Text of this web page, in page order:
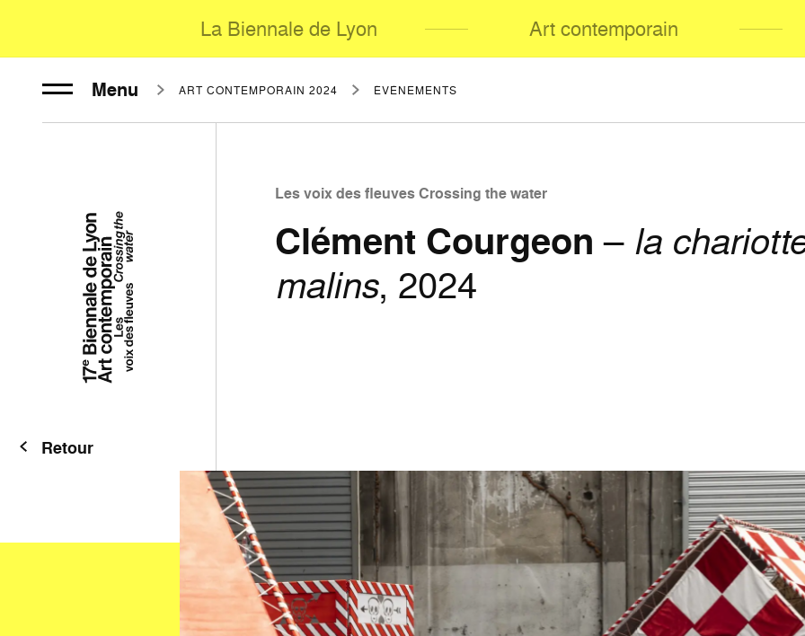
La Biennale de Lyon Art contemporain
Menu ART CONTEMPORAIN 2024 ÉVÈNEMENTS
Les voix des fleuves Crossing the water
Clément Courgeon – la
malins, 2024
Retour